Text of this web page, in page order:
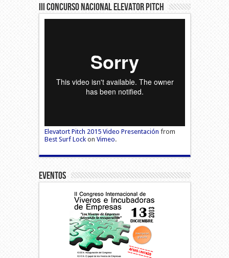
III Concurso Nacional Elevator Pitch
Elevatort Pitch 2015 Video Presentación from
Best Surf Lockon Vimeo.
Eventos